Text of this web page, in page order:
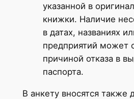
указанной в
книжки. Наличие
в датах, названиях
предприятий может
причиной отказа в
паспорта.
В анкету вносятся также